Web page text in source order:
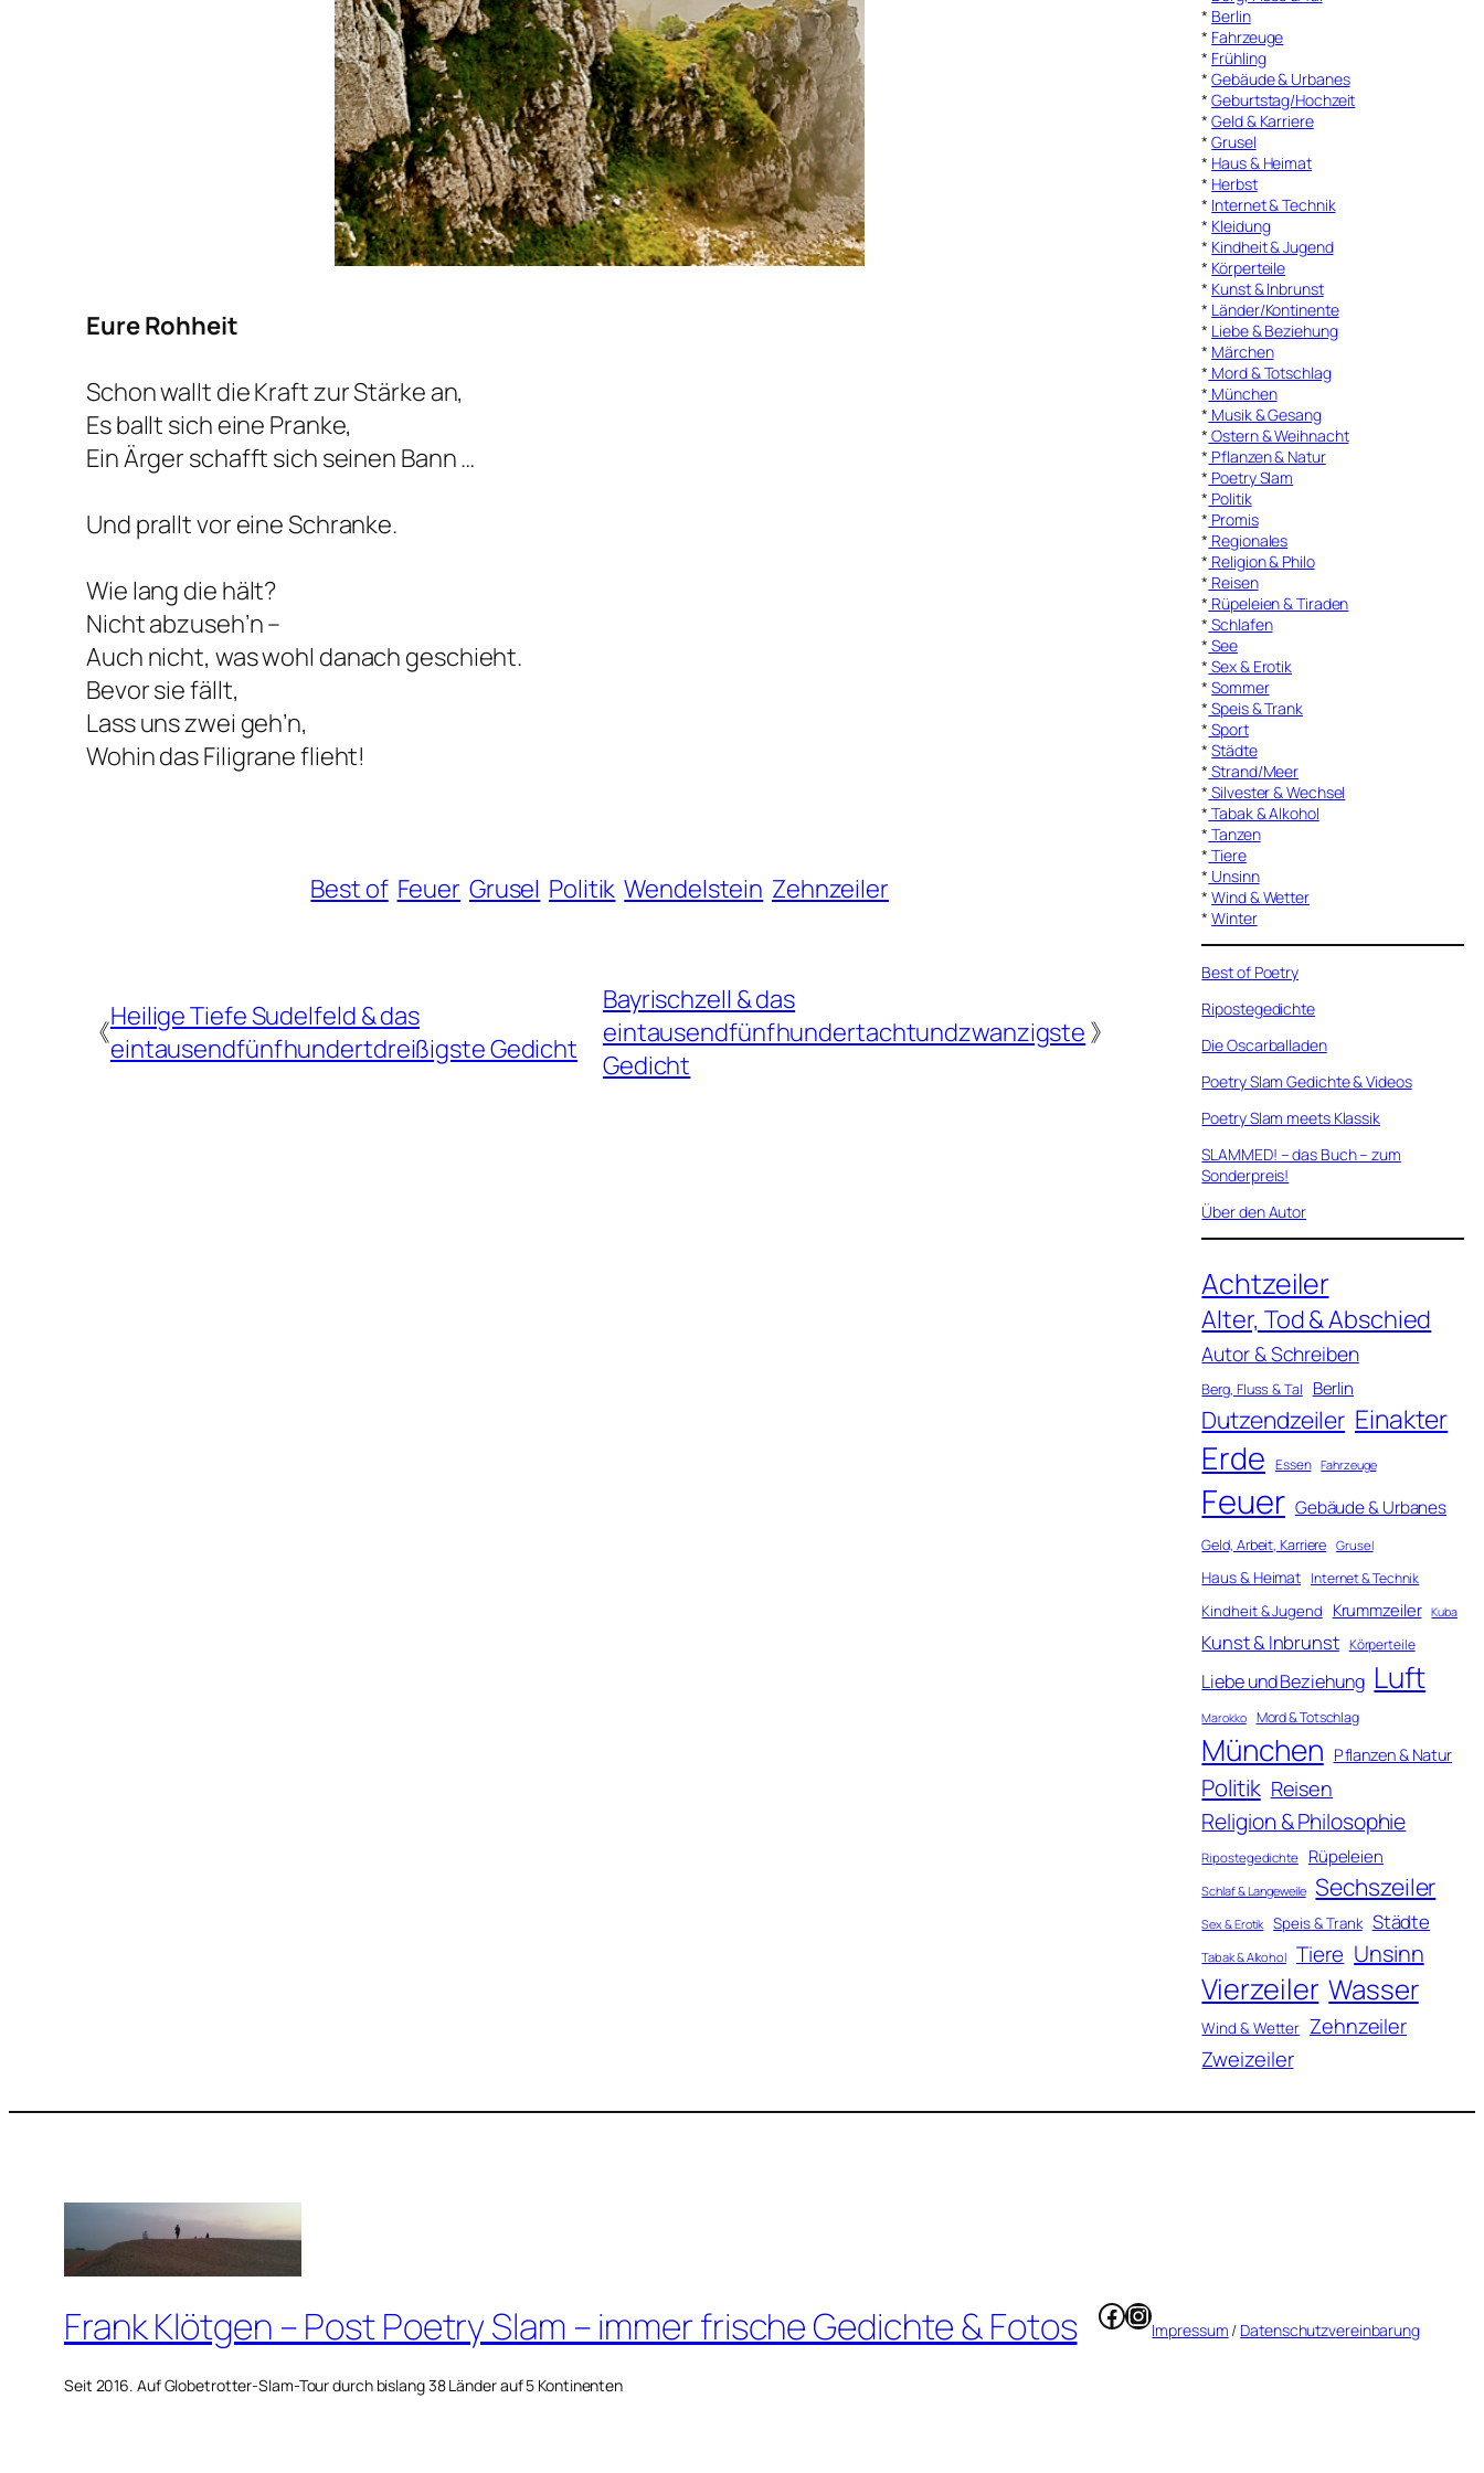
Eure Rohheit
Schon wallt die Kraft zur Stärke an,
Es ballt sich eine Pranke,
Ein Ärger schafft sich seinen Bann …
Und prallt vor eine Schranke.
Wie lang die hält?
Nicht abzuseh’n –
Auch nicht, was wohl danach geschieht.
Bevor sie fällt,
Lass uns zwei geh’n,
Wohin das Filigrane flieht!
Best of Feuer Grusel Politik Wendelstein Zehnzeiler
《Heilige Tiefe Sudelfeld & das
eintausendfünfhundertdreißigste Gedicht
Bayrischzell & das
eintausendfünfhundertachtundzwanzigste
Gedicht
》
* Berlin
* Fahrzeuge
* Frühling
*Gebäude & Urbanes
*Geburtstag/Hochzeit
*Geld & Karriere
*Grusel
* Haus & Heimat
* Herbst
* Internet & Technik
* Kleidung
* Kindheit & Jugend
* Körperteile
* Kunst & Inbrunst
* Länder/Kontinente
* Liebe & Beziehung
* Märchen
* Mord & Totschlag
* München
* Musik & Gesang
* Ostern & Weihnacht
* Pflanzen & Natur
* Poetry Slam
* Politik
* Promis
* Regionales
* Religion & Philo
* Reisen
* Rüpeleien & Tiraden
* Schlafen
* See
* Sex & Erotik
*Sommer
* Speis & Trank
* Sport
*Städte
* Strand/Meer
* Silvester & Wechsel
* Tabak & Alkohol
* Tanzen
* Tiere
* Unsinn
*Wind & Wetter
*Winter
Best of Poetry
Ripostegedichte
Die Oscarballaden
Poetry Slam Gedichte & Videos
Poetry Slam meets Klassik
SLAMMED! – das Buch – zum
Sonderpreis!
Über den Autor
Achtzeiler
Alter, Tod & Abschied
Autor & Schreiben
Berg, Fluss & Tal Berlin
Dutzendzeiler Einakter
Erde Essen Fahrzeuge
Feuer Gebäude & Urbanes
Geld, Arbeit, Karriere Grusel
Haus & Heimat Internet & Technik
Kindheit & Jugend Krummzeiler Kuba
Kunst & Inbrunst Körperteile
Liebe und Beziehung Luft
Marokko Mord & Totschlag
München Pflanzen & Natur
Politik Reisen
Religion & Philosophie
Ripostegedichte Rüpeleien
Schlaf & Langeweile Sechszeiler
Sex & Erotik Speis & Trank Städte
Tabak & Alkohol Tiere Unsinn
Vierzeiler Wasser
Wind & Wetter Zehnzeiler
Zweizeiler
Frank Klötgen – Post Poetry Slam – immer frische Gedichte & Fotos
Seit 2016. Auf Globetrotter-Slam-Tour durch bislang 38 Länder auf 5 Kontinenten
Facebook
Instagram
Impressum / Datenschutzvereinbarung